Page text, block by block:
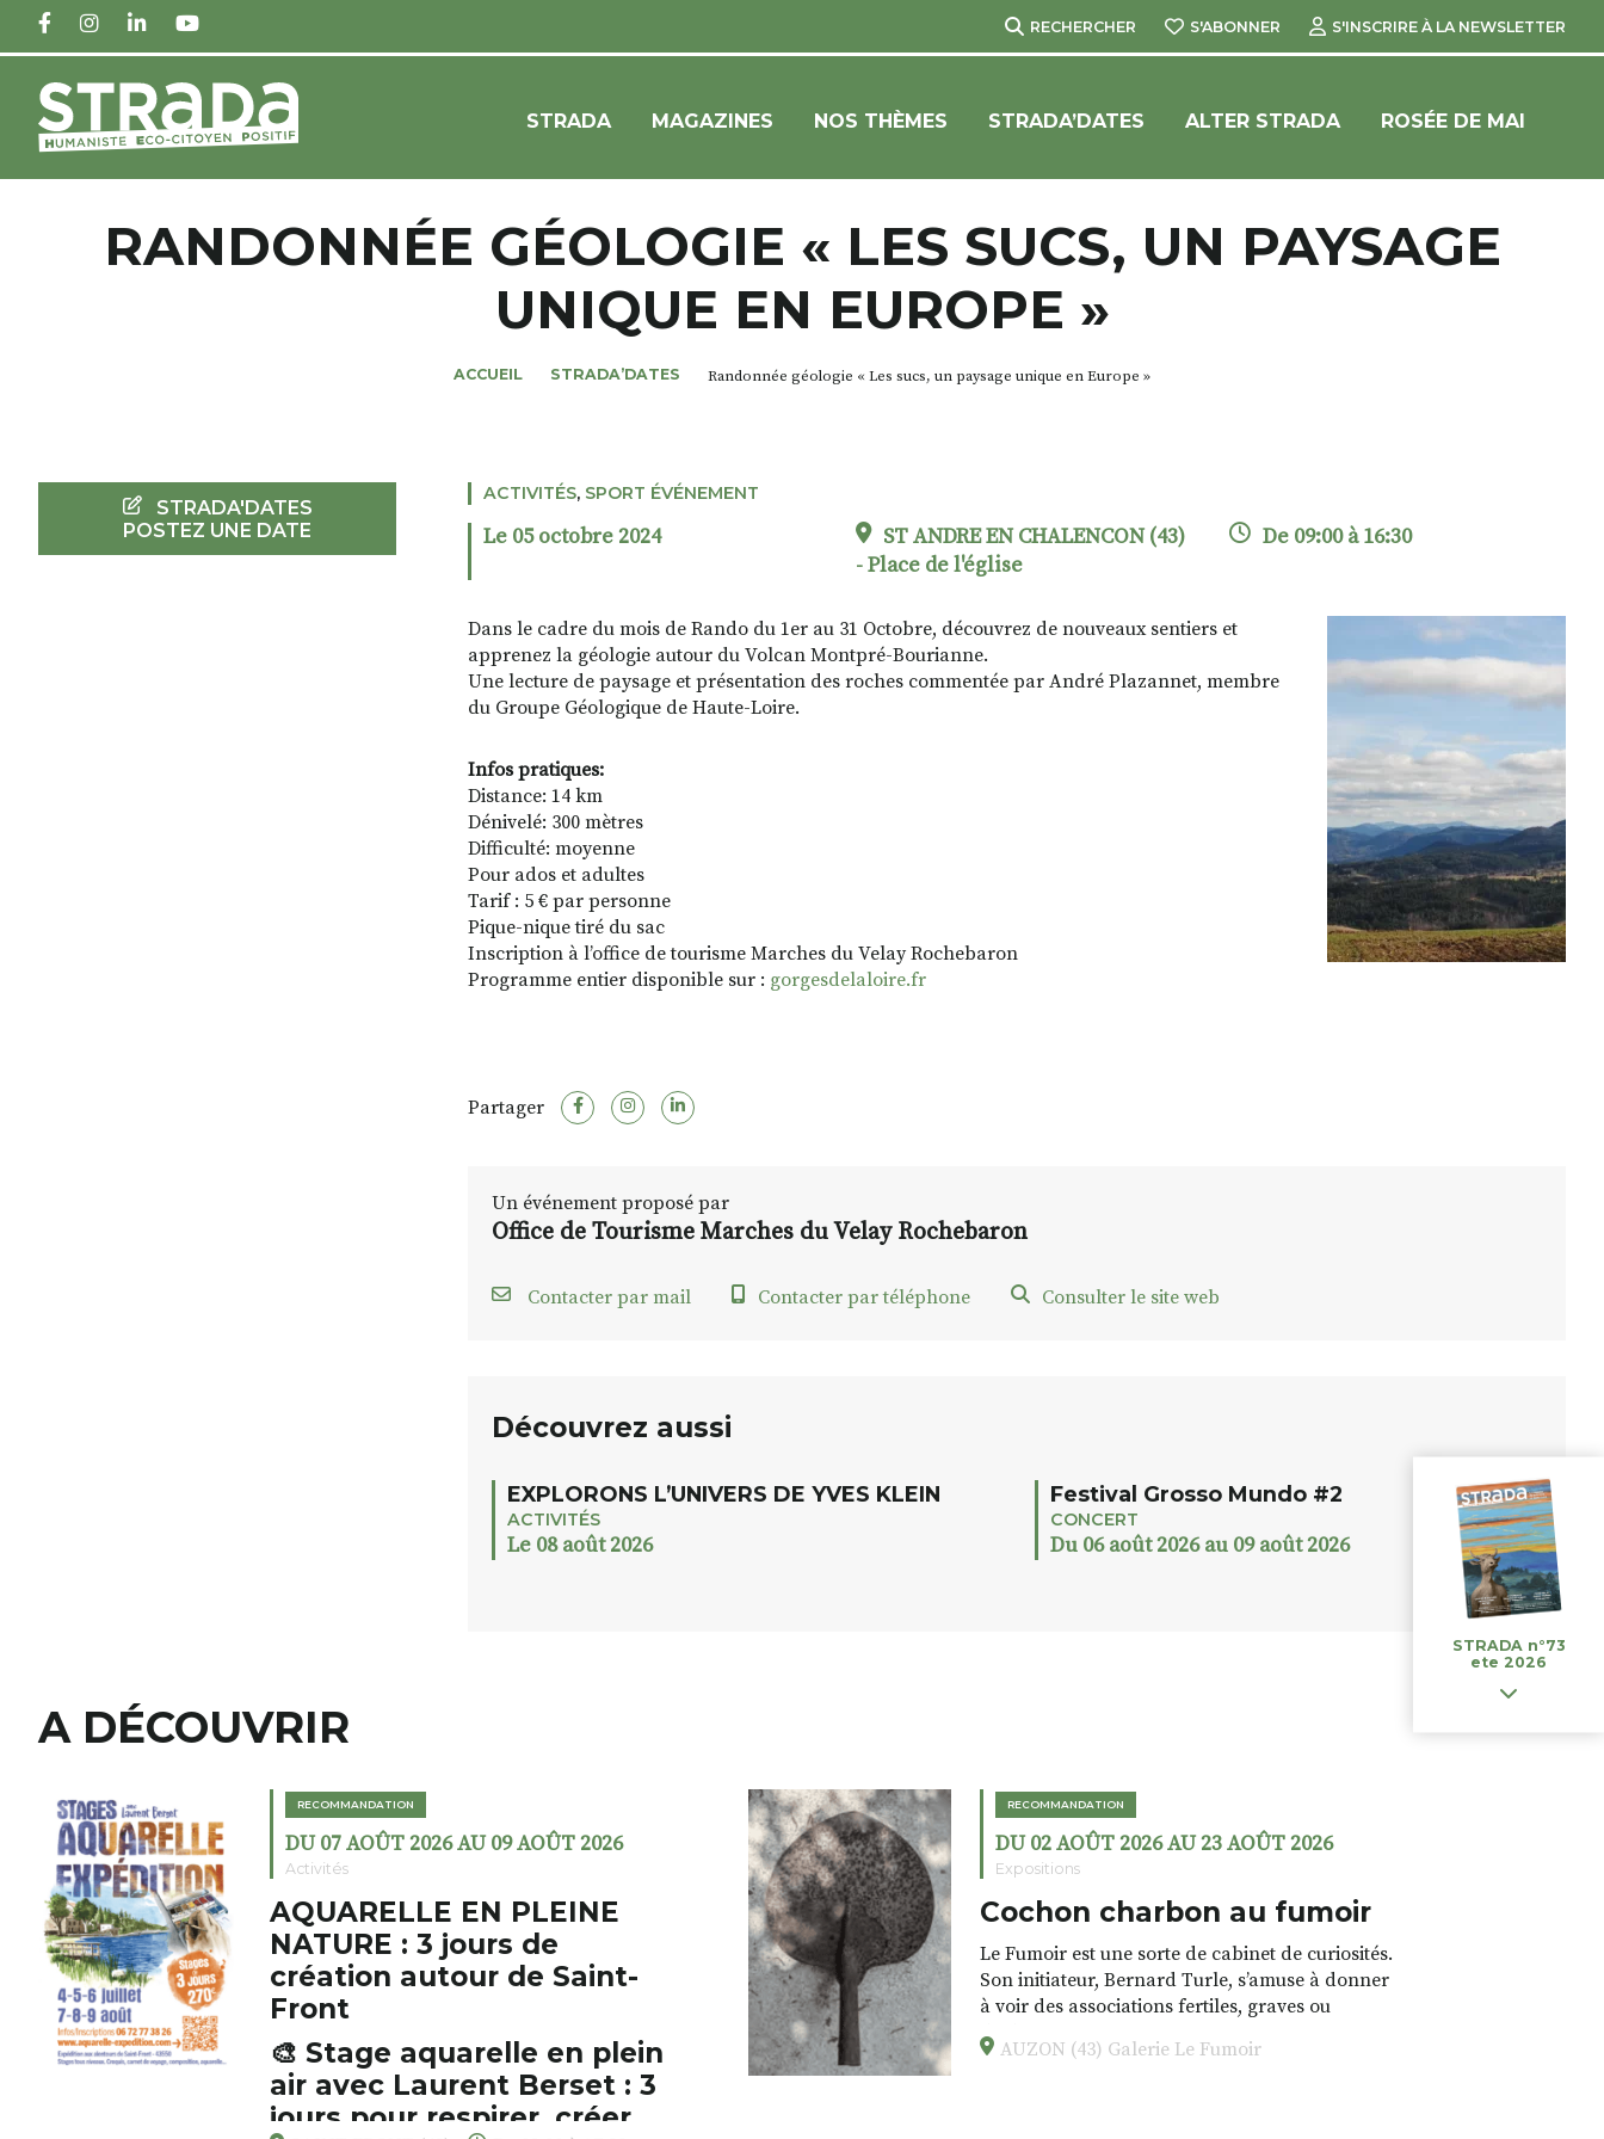
FACEBOOKINSTAGRAM
LINKEDINYOUTUBE RECHERCHER S'ABONNER S'INSCRIRE À LA NEWSLETTER
STRADA MAGAZINES NOS THÈMES STRADA’DATES ALTER STRADA ROSÉE DE MAI
RANDONNÉE GÉOLOGIE « LES SUCS, UN PAYSAGE
UNIQUE EN EUROPE »
ACCUEIL STRADA’DATES Randonnée géologie « Les sucs, un paysage unique en Europe »
ACTIVITÉS, SPORT ÉVÉNEMENT
Le 05 octobre 2024
ST ANDRE EN CHALENCON (43)
- Place de l'église
De 09:00 à 16:30
Dans le cadre du mois de Rando du 1er au 31 Octobre, découvrez de nouveaux sentiers et
apprenez la géologie autour du Volcan Montpré-Bourianne.
Une lecture de paysage et présentation des roches commentée par André Plazannet, membre
du Groupe Géologique de Haute-Loire.
Infos pratiques:
Distance: 14 km
Dénivelé: 300 mètres
Difficulté: moyenne
Pour ados et adultes
Tarif : 5 € par personne
Pique-nique tiré du sac
Inscription à l’office de tourisme Marches du Velay Rochebaron
Programme entier disponible sur : gorgesdelaloire.fr
Partager
Un événement proposé par
Office de Tourisme Marches du Velay Rochebaron
Contacter par mail Contacter par téléphone Consulter le site web
Découvrez aussi
EXPLORONS L’UNIVERS DE YVES KLEIN
ACTIVITÉS
Le 08 août 2026
Festival Grosso Mundo #2
CONCERT
Du 06 août 2026 au 09 août 2026
STRADA'DATES
POSTEZ UNE DATE
A DÉCOUVRIR
RECOMMANDATION
DU 07 AOÛT 2026 AU 09 AOÛT 2026
Activités
AQUARELLE EN PLEINE
NATURE : 3 jours de
création autour de Saint-
Front
🎨 Stage aquarelle en plein
air avec Laurent Berset : 3
jours pour respirer, créer,
RECOMMANDATION
DU 02 AOÛT 2026 AU 23 AOÛT 2026
Expositions
Cochon charbon au fumoir
Le Fumoir est une sorte de cabinet de curiosités.
Son initiateur, Bernard Turle, s’amuse à donner
à voir des associations fertiles, graves ou
drôles, parfois fumeuses. Des oeuvres
éclectiques font. liens avec les histoires un peu
AUZON (43) Galerie Le Fumoir
STRADA n°73
ete 2026